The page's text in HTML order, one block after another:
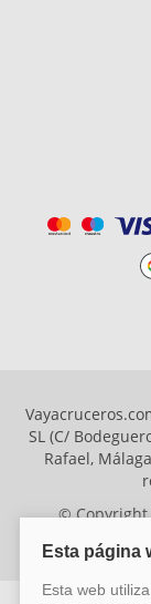
SL (C/
Rafael,
© Copyright